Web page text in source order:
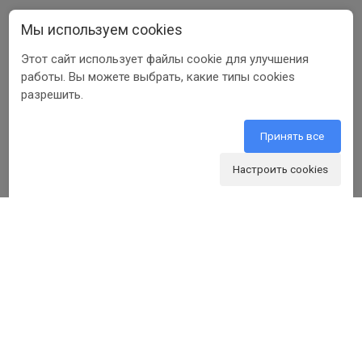
8 800 350 56 58
info@beltools.ru
Северный, зд. 7, помещ. 1
Мы используем cookies
Этот сайт использует файлы cookie для улучшения
работы. Вы можете выбрать, какие типы cookies
разрешить.
Настроить cookies
Принять все